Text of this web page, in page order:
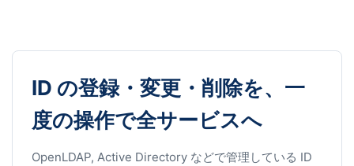
ID の登録・変更・削除を、一
度の操作で全サービスへ
OpenLDAP, Active Directory などで管理している ID